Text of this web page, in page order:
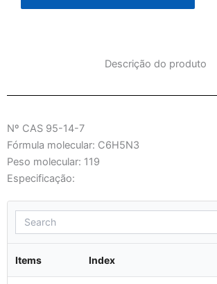
Descrição do produto
Nº CAS 95-14-7
Fórmula molecular: C6H5N3
Peso molecular: 119
Especificação:
Items Index